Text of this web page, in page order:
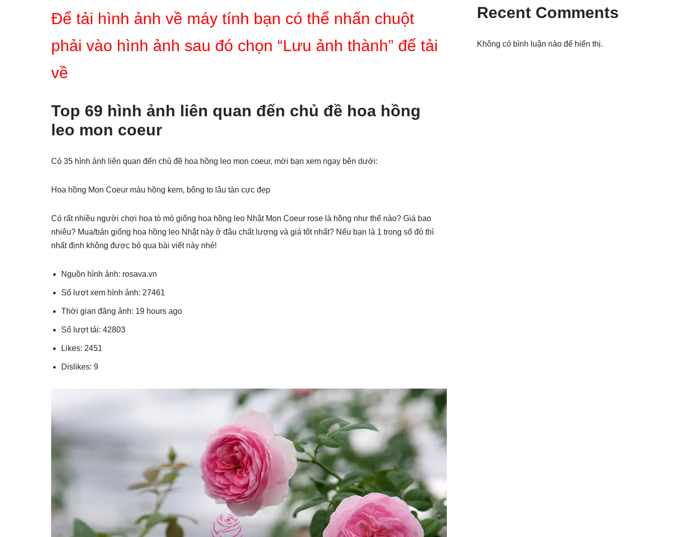
Để tải hình ảnh về máy tính bạn có thể nhấn chuột
phải vào hình ảnh sau đó chọn “Lưu ảnh thành” để tải
về
Top 69 hình ảnh liên quan đến chủ đề hoa hồng
leo mon coeur
Có 35 hình ảnh liên quan đến chủ đề hoa hồng leo mon coeur, mời bạn xem ngay bên dưới:
Hoa hồng Mon Coeur màu hồng kem, bông to lâu tàn cực đẹp
Có rất nhiều người chơi hoa tò mò giống hoa hồng leo Nhật Mon Coeur rose là hồng như thế nào? Giá bao
nhiêu? Mua/bán giống hoa hồng leo Nhật này ở đâu chất lượng và giá tốt nhất? Nếu bạn là 1 trong số đó thì
nhất định không được bỏ qua bài viết này nhé!
Nguồn hình ảnh: rosava.vn
Số lượt xem hình ảnh: 27461
Thời gian đăng ảnh: 19 hours ago
Số lượt tải: 42803
Likes: 2451
Dislikes: 9
Recent Comments
Không có bình luận nào để hiển thị.